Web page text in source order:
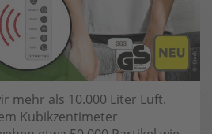
mehr als 10.000 Liter Luft.
Kubikzentimeter